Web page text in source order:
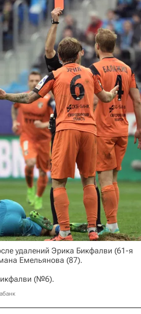
удалений Эрика Бикфалви (61-я
Емельянова (87).
(№6).